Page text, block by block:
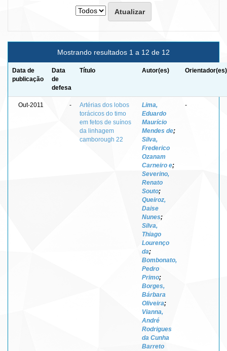
Mostrando resultados 1 a 12 de 12
Data de
publicação
Data
de
defesa
Título Autor(es) Orientador(es)
Out-2011 -
Artérias dos lobos
torácicos do timo
em fetos de suínos
da linhagem
camborough 22
Lima,
Eduardo
Maurício
Mendes de;
Silva,
Frederico
Ozanam
Carneiro e;
Severino,
Renato
Souto;
Queiroz,
Daise
Nunes;
Silva,
Thiago
Lourenço
da;
Bombonato,
Pedro
Primo;
Borges,
Bárbara
Oliveira;
Vianna,
André
Rodrigues
da Cunha
Barreto
-